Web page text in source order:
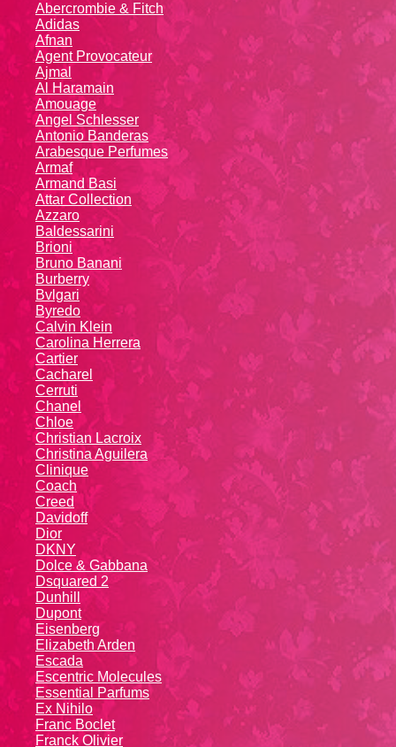
Abercrombie & Fitch
Adidas
Afnan
Agent Provocateur
Ajmal
Al Haramain
Amouage
Angel Schlesser
Antonio Banderas
Arabesque Perfumes
Armaf
Armand Basi
Attar Collection
Azzaro
Baldessarini
Brioni
Bruno Banani
Burberry
Bvlgari
Byredo
Calvin Klein
Carolina Herrera
Cartier
Caсhаrеl
Cerruti
Chanel
Chloe
Christian Lacroix
Christina Aguilera
Cliniquе
Coach
Creed
Davidoff
Dior
DKNY
Dolce & Gabbana
Dsquared 2
Dunhill
Dupont
Eisenberg
Elizabeth Arden
Escada
Escentric Molecules
Essential Parfums
Ex Nihilo
Franc Boclet
Franck Olivier